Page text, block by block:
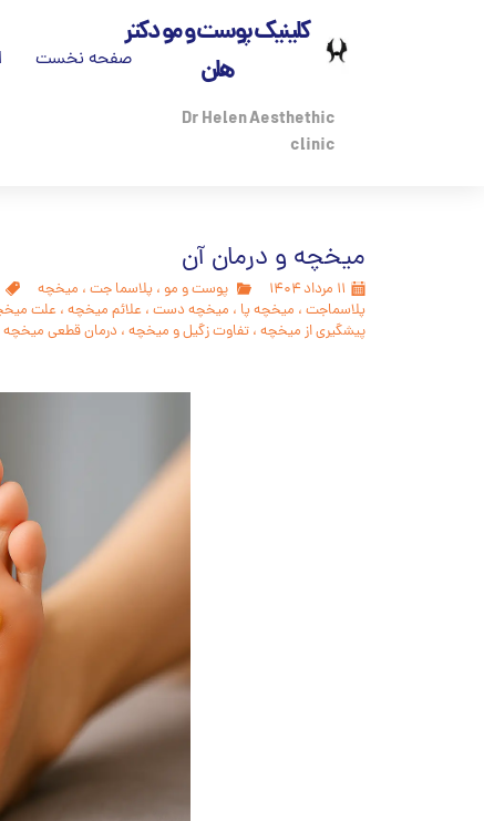
Dr Helen Aesthethic
clinic
کلینیک پوست و مو دکتر
هلن
صفحه نخست
میخچه و درمان آن
۱۱ مرداد ۱۴۰۴ پوست و مو ، پلاسما جت ، میخچه
پلاسماجت ، میخچه پا ، میخچه دست ، علائم میخچه ، علت
پیشگیری از میخچه ، تفاوت زگیل و میخچه ، درمان قطعی میخچه